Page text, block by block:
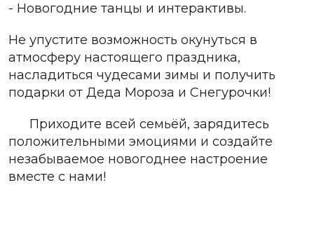
- Новогодние танцы и интерактивы.
Не упустите возможность окунуться в
атмосферу настоящего праздника,
насладиться чудесами зимы и получить
подарки от Деда Мороза и Снегурочки!
Приходите всей семьёй, зарядитесь
положительными эмоциями и создайте
незабываемое новогоднее настроение
вместе с нами!